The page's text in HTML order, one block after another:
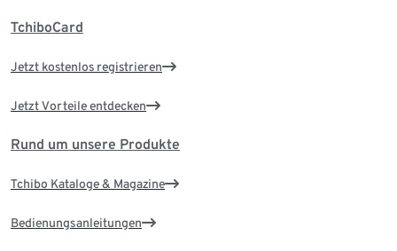
TchiboCard
Jetzt kostenlos registrieren
Jetzt Vorteile entdecken
Rund um unsere Produkte
Tchibo Kataloge & Magazine
Bedienungsanleitungen